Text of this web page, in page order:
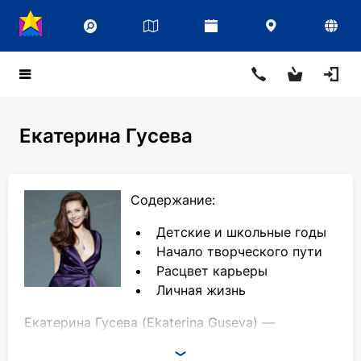
Екатерина Гусева
Содержание:
Детские и школьные годы
Начало творческого пути
Расцвет карьеры
Личная жизнь
Екатерина Гусева (Ekaterina Guseva) —